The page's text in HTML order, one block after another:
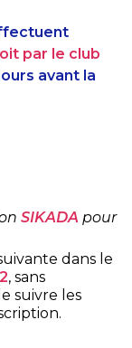
par le club
avant la
SIKADA pour
dans le
, sans
suivre les